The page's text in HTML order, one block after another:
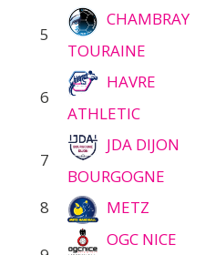
5
CHAMBRAY
TOURAINE
6
HAVRE
ATHLETIC
7
JDA DIJON
BOURGOGNE
8 METZ
OGC NICE